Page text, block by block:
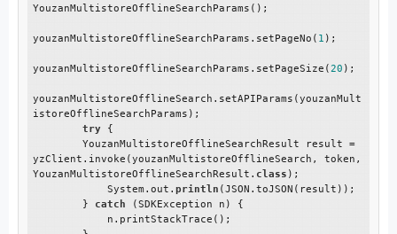
YouzanMultistoreOfflineSearchParams();
youzanMultistoreOfflineSearchParams.setPageNo( 1 );
youzanMultistoreOfflineSearchParams.setPageSize(20 );
youzanMultistoreOfflineSearch.setAPIParams(youzanMult
istoreOfflineSearchParams);
try {
yzClient.invoke(youzanMultistoreOfflineSearch, token,
YouzanMultistoreOfflineSearchResult. class );
            System.out.
println (JSON.toJSON(result));
        }
catch (SDKException n) {